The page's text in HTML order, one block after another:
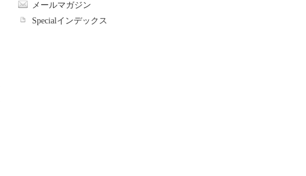
メールマガジン
Specialインデックス